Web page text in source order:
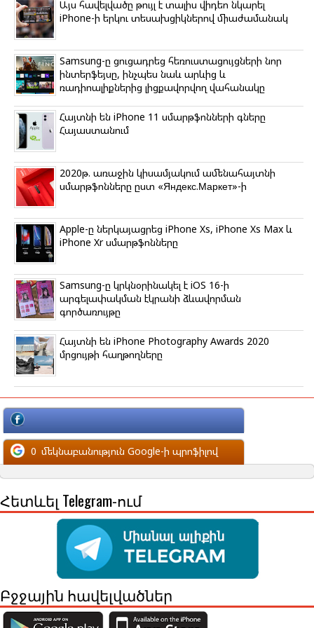
i
Այս հավելվածը թույլ է տալիս վիդեո նկարել
iPhone-ի երկու տեսախցիկներով միաժամանակ
Samsung-ը ցուցադրեց հեռուստացույցների նոր
ինտերֆեյսը, ինչպես նաև արևից և
ռադիոալիքներից լիցքավորվող վահանակը
Հայտնի են iPhone 11 սմարթֆոնների գները
Հայաստանում
2020թ. առաջին կիսամյակում ամենահայտնի
սմարթֆոնները ըստ «Яндекс.Маркет»-ի
Apple-ը ներկայացրեց iPhone Xs, iPhone Xs Max և
iPhone Xr սմարթֆոնները
Samsung-ը կրկնօրինակել է iOS 16-ի
արգելափակման էկրանի ձևավորման
գործառույթը
Հայտնի են iPhone Photography Awards 2020
մրցույթի հաղթողները
մեկնաբանություն Facebook-ի պրոֆիլով
0 մեկնաբանություն Google-ի պրոֆիլով
Հետևել Telegram-ում
Բջջային հավելվածներ